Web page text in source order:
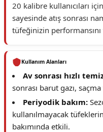
20 kalibre kullanıcıları
sayesinde atış sonrası
tüfeğinizin
Kullanım Alanları
Av sonrası hızlı
sonrası barut gazı,
Periyodik bakım:
kullanılmayacak
bakımında etkili.